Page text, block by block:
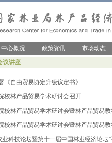
中心概况 政策资讯 市场动态
议讲座
《自由贸易协定升级议定书》
校林产品贸易学术研讨会召开
校林产品贸易学术研讨会暨林产品贸易教
校林产品贸易学术研讨会暨林产品贸易教
业科技论坛暨第十一届中国林业经济论坛”